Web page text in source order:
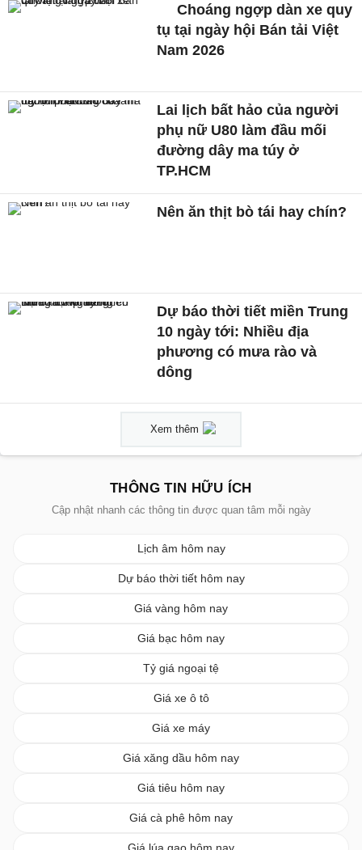
Choáng ngợp dàn xe quy
tụ tại ngày hội Bán tải Việt
Nam 2026
Lai lịch bất hảo của người
phụ nữ U80 làm đầu mối
đường dây ma túy ở
TP.HCM
Nên ăn thịt bò tái hay chín?
Dự báo thời tiết miền Trung
10 ngày tới: Nhiều địa
phương có mưa rào và
dông
Xem thêm
THÔNG TIN HỮU ÍCH
Cập nhật nhanh các thông tin được quan tâm mỗi ngày
Lịch âm hôm nay
Dự báo thời tiết hôm nay
Giá vàng hôm nay
Giá bạc hôm nay
Tỷ giá ngoại tệ
Giá xe ô tô
Giá xe máy
Giá xăng dầu hôm nay
Giá tiêu hôm nay
Giá cà phê hôm nay